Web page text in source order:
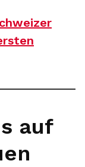
auf